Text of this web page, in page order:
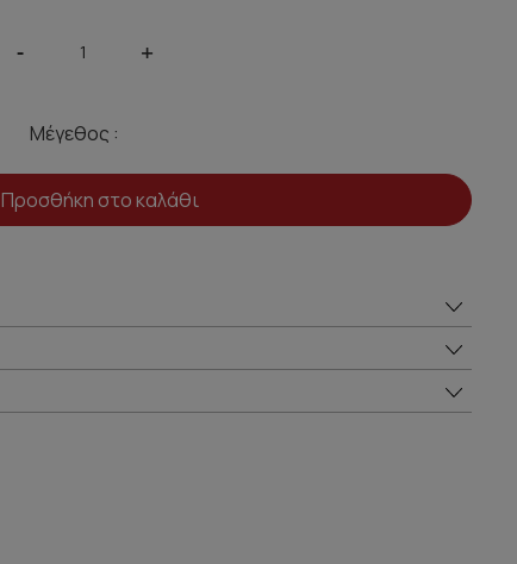
- +
Μέγεθος :
Προσθήκη στο καλάθι